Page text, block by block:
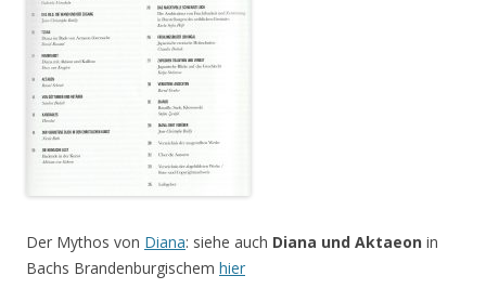
Der Mythos von Diana: siehe auch Diana und Aktaeon in
Bachs Brandenburgischem hier